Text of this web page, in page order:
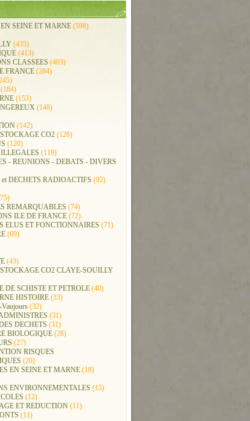
SEINE ET MARNE (598)
(435)
(413)
CLASSEES (403)
FRANCE (284)
(184)
(153)
(148)
(142)
CO2 (128)
(120)
(119)
- REUNIONS - DEBATS - DIVERS
DECHETS RADIOACTIFS (92)
REMARQUABLES (74)
ILE DE FRANCE (72)
ELUS ET FONCTIONNAIRES (71)
(69)
(43)
CO2 CLAYE-SOUILLY
DE SCHISTE ET PETROLE (40)
HISTOIRE (33)
(32)
(31)
DECHETS (31)
BIOLOGIQUE (28)
(27)
RISQUES
(20)
EN SEINE ET MARNE (18)
ENVIRONNEMENTALES (15)
(12)
ET REDUCTION (11)
(11)